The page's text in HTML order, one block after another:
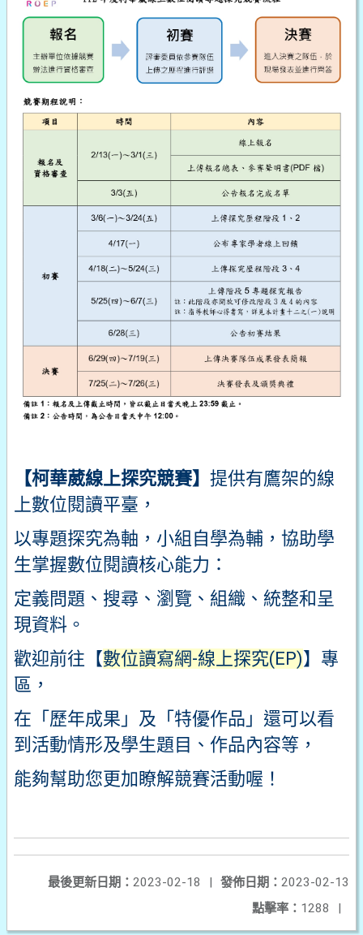
【柯華葳線上探究競賽】 提供有鷹架的線
上數位閱讀平臺，
以專題探究為軸，小組自學為輔，協助學
生掌握數位閱讀核心能力：
定義問題、搜尋、瀏覽、組織、統整和呈
現資料。
歡迎前往【數位讀寫網-線上探究(EP)】專
區，
在「歷年成果」及「特優作品」還可以看
到活動情形及學生題目、作品內容等，
能夠幫助您更加瞭解競賽活動喔！
發佈日期： 2023-02-13
最後更新日期： 2023-02-18
|
點擊率： 1288 |